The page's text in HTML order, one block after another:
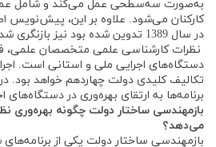
به‌صورت سه‌سطحی عمل می‌کند و شامل
کارکنان می‌شود. علاوه بر این، پیش‌نویس
در سال 1389 تدوین شده بود نیز
نظرات کارشناسی علمی متخصصان علمی،
دستگاه‌های اجرایی ملی و استانی است.
تکالیف کلیدی دولت چهاردهم خواهد بود.
برنامه‌ها به ارتقای بهره‌وری در
بازمهندسی ساختار دولت چگونه بهره‌وری
می‌دهد؟
بازمهندسی ساختار دولت یکی از